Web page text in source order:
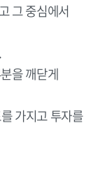
그 중심에서
을 깨닫게
가지고 투자를